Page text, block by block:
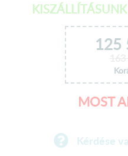
125
MOST
Kérdése